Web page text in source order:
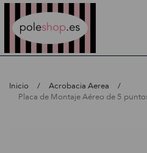
Inicio
Acrobacia Aerea
Placa de Montaje Aéreo de 5